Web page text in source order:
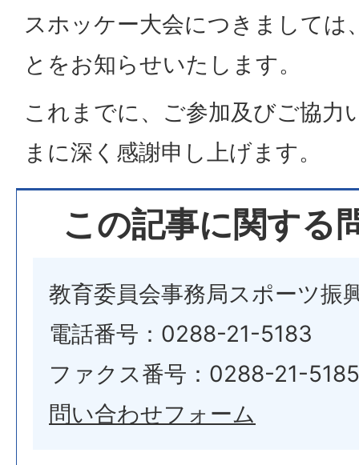
スホッケー大会につきましては
とをお知らせいたします。
これまでに、ご参加及びご協力
まに深く感謝申し上げます。
この記事に関する
教育委員会事務局スポーツ振
電話番号：0288-21-5183
ファクス番号：0288-21-5185
問い合わせフォーム